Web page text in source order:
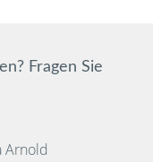
Fragen Sie
Arnold